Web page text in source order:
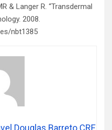
& Langer R. “Transdermal
2008.
nbt1385
Douglas Barreto CRF